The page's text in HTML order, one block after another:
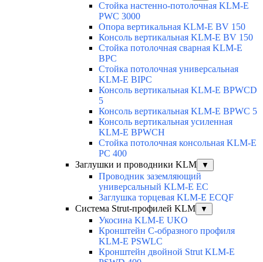
Стойка настенно-потолочная KLM-E
PWC 3000
Опора вертикальная KLM-E BV 150
Консоль вертикальная KLM-E BV 150
Стойка потолочная сварная KLM-E
BPC
Стойка потолочная универсальная
KLM-E BIPC
Консоль вертикальная KLM-E BPWCD
5
Консоль вертикальная KLM-E BPWC 5
Консоль вертикальная усиленная
KLM-E BPWCH
Стойка потолочная консольная KLM-E
PC 400
Заглушки и проводники KLM
▼
Проводник заземляющий
универсальный KLM-E EC
Заглушка торцевая KLM-E ECQF
Система Strut-профилей KLM
▼
Укосина KLM-E UKO
Кронштейн С-образного профиля
KLM-E PSWLC
Кронштейн двойной Strut KLM-E